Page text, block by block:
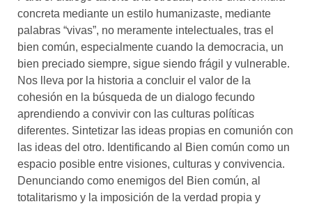
concreta mediante un estilo humanizaste, mediante
palabras “vivas”, no meramente intelectuales, tras el
bien común, especialmente cuando la democracia, un
bien preciado siempre, sigue siendo frágil y vulnerable.
Nos lleva por la historia a concluir el valor de la
cohesión en la búsqueda de un dialogo fecundo
aprendiendo a convivir con las culturas políticas
diferentes. Sintetizar las ideas propias en comunión con
las ideas del otro. Identificando al Bien común como un
espacio posible entre visiones, culturas y convivencia.
Denunciando como enemigos del Bien común, al
totalitarismo y la imposición de la verdad propia y